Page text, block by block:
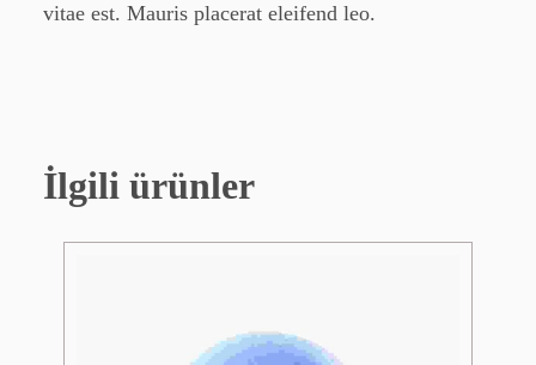
vitae est. Mauris placerat eleifend leo.
İlgili ürünler